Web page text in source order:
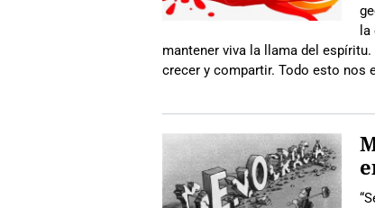
mantener viva la llama del
crecer y compartir. Todo esto nos